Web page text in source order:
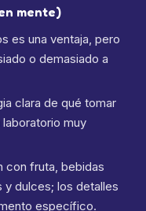
mente)
es una ventaja, pero
o demasiado a
clara de qué tomar
muy
con fruta, bebidas
y dulces; los detalles
específico.